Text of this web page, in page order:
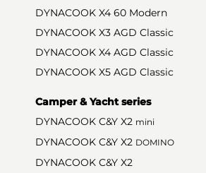
DYNACOOK X4 60 Modern
DYNACOOK X3 AGD Classic
DYNACOOK X4 AGD Classic
DYNACOOK X5 AGD Classic
Camper & Yacht series
DYNACOOK C&Y X2 mini
DYNACOOK C&Y X2 DOMINO
DYNACOOK C&Y X2